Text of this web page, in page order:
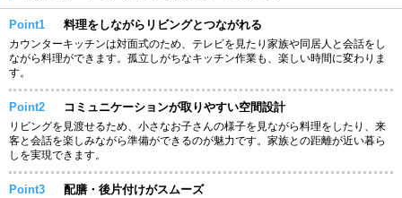
Point1 料理をしながらリビングとつながれる
カウンターキッチンは対面式のため、テレビを見たり家族や同居人と会話をし
ながら料理ができます。孤立しがちなキッチン作業も、楽しい時間に変わりま
す。
Point2 コミュニケーションが取りやすい空間設計
リビングを見渡せるため、小さなお子さんの様子を見ながら料理をしたり、来
客と会話を楽しみながら準備ができるのが魅力です。家族との距離が近い暮ら
しを実現できます。
Point3 配膳・後片付けがスムーズ